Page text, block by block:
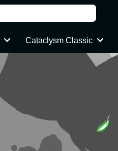
Cataclysm Classic